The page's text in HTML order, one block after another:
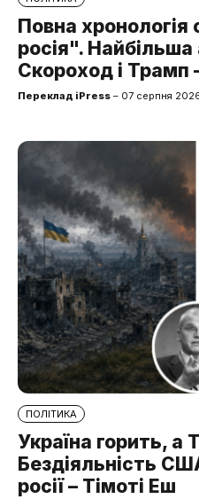
Повна
росія". Найбільша
Скороход і Трамп
Переклад iPress – 07 серпня
ПОЛІТИКА
Україна горить, а
Бездіяльність
росії – Тімоті Еш